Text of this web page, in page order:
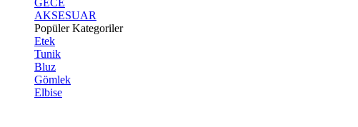
GECE
AKSESUAR
Popüler Kategoriler
Etek
Tunik
Bluz
Gömlek
Elbise